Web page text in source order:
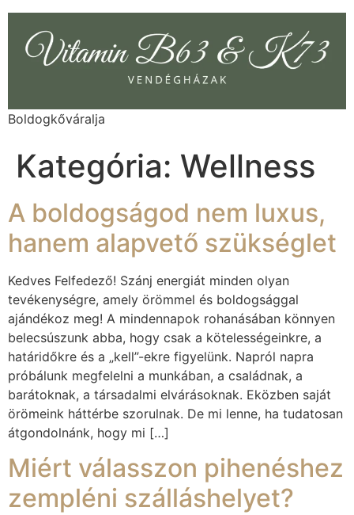
Boldogkőváralja
Kategória: Wellness
A boldogságod nem luxus,
hanem alapvető szükséglet
Kedves Felfedező! Szánj energiát minden olyan
tevékenységre, amely örömmel és boldogsággal
ajándékoz meg! A mindennapok rohanásában könnyen
belecsúszunk abba, hogy csak a kötelességeinkre, a
határidőkre és a „kell”-ekre figyelünk. Napról napra
próbálunk megfelelni a munkában, a családnak, a
barátoknak, a társadalmi elvárásoknak. Eközben saját
örömeink háttérbe szorulnak. De mi lenne, ha tudatosan
átgondolnánk, hogy mi […]
Miért válasszon pihenéshez
zempléni szálláshelyet?